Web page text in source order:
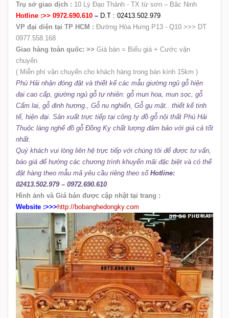
Trụ sở giao dịch : 10 Lý Đạo Thành - TX từ sơn – Băc Ninh
Hotline :>> 0972.690.610 – D.T : 02413.502.979
VP đại diện tại TP HCM : Đường Hòa Hưng P13 - Q10 >>> DT
0977.558.168
Giao hàng toàn quốc: >> Giá bán = Biểu giá + Cước vận
chuyển
( Miễn phí vận chuyển cho khách hàng trong bán kính 15km )
Phú Hải nhận đóng đặt và thiết kế các mẫu giường ngủ gỗ hiện
đại cao cấp, giường ngủ gỗ tự nhiên: gỗ mun hoa, mun sọc, gỗ
Cẩm lai, gỗ đinh hương., Gỗ nu nghiến, Gỗ gụ mật.. thiết kế tinh
tế, hiện đại. Sản xuất trực tiếp tại công ty đồ gỗ nội thất Phú Hải
Thuộc làng nghế đồ gỗ Đồng Kỵ chất lượng đảm bảo với giá cả tốt
nhất.
Quý khách vui lòng liên hệ trực tiếp với chúng tôi để được tư vấn,
báo giá để hưởng các chương trình khuyến mãi đặc biệt và có thể
đặt hàng theo mẫu mã yêu cầu riêng theo số Hotline:
02413.502.979 – 0972.690.610
Hình ảnh và Giá bán được cập nhật tại trang :
Website :>>> http://bobanghedongky.com